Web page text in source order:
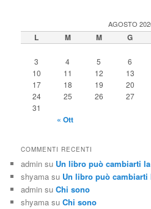
AGOSTO
L M M G
3
4 5 6
10
11 12 13
17
18 19 20
24
25 26 27
31
« Ott
COMMENTI RECENTI
admin su Un libro può cambiarti
shyama su Un libro può
admin suChi sono
shyama suChi sono